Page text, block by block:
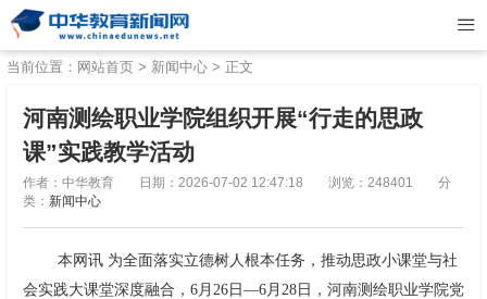
当前位置： 网站首页 > 新闻中心 > 正文
河南测绘职业学院组织开展“行走的思政
课”实践教学活动
作者：中华教育 日期：2026-07-02 12:47:18 浏览：248401
分
类： 新闻中心
本网讯 为全面落实立德树人根本任务，推动思政小课堂与社
会实践大课堂深度融合，6月26日—6月28日，河南测绘职业学院党